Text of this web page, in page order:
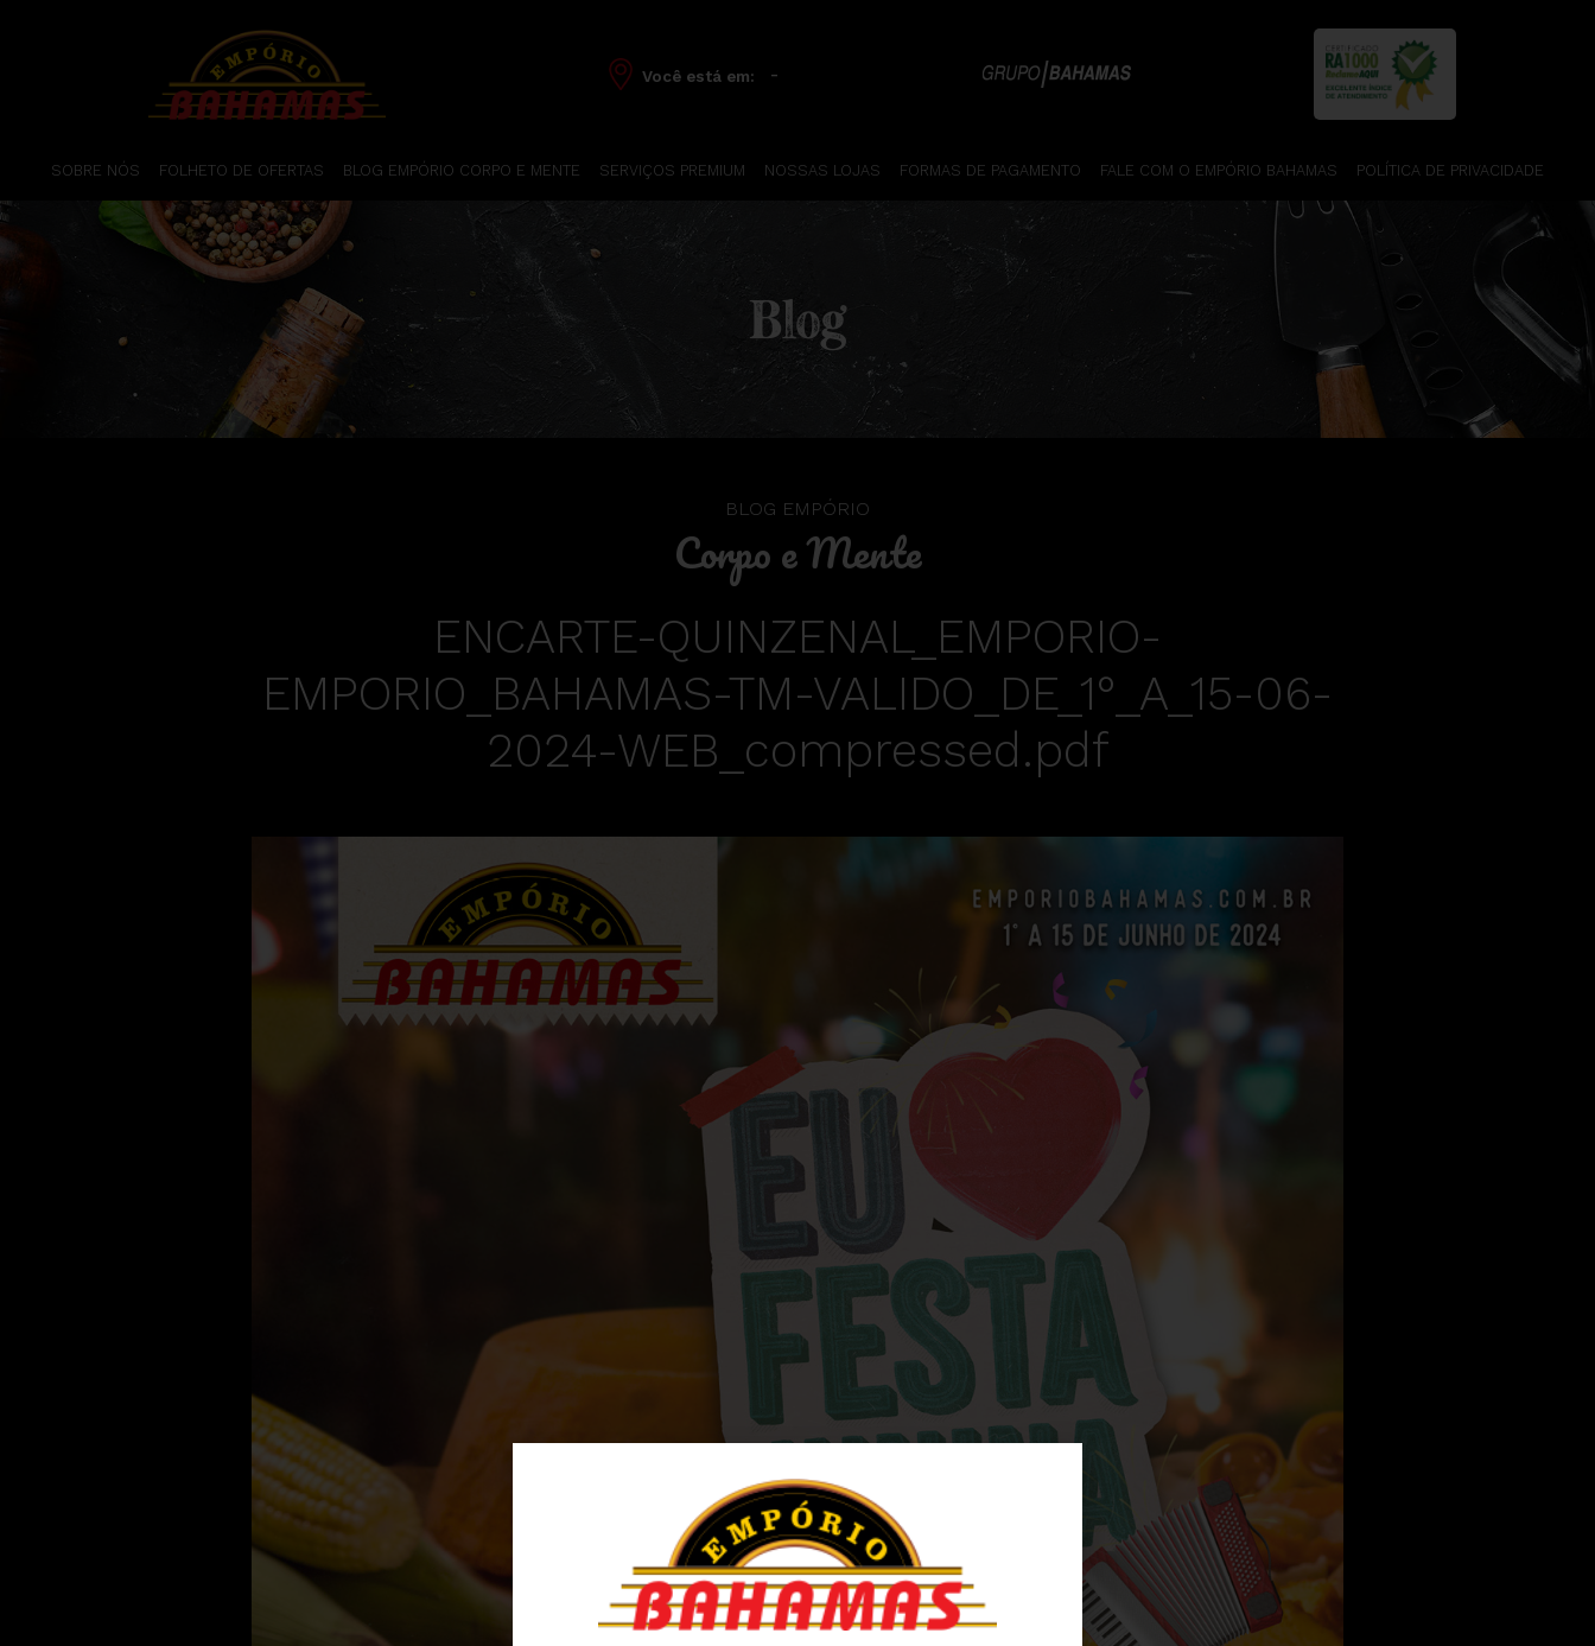
Você está em: -
SOBRE NÓS FOLHETO DE OFERTAS BLOG EMPÓRIO CORPO E MENTE SERVIÇOS PREMIUM NOSSAS LOJAS FORMAS DE PAGAMENTO FALE COM O EMPÓRIO BAHAMAS POLÍTICA DE PRIVACIDADE
Blog
BLOG EMPÓRIO
Corpo e Mente
ENCARTE-QUINZENAL_EMPORIO-
EMPORIO_BAHAMAS-TM-VALIDO_DE_1°_A_15-06-
2024-WEB_compressed.pdf